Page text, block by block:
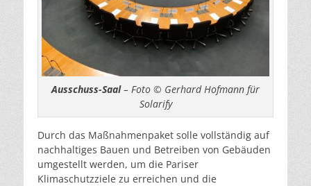
Ausschuss-Saal– Foto © Gerhard Hofmann für
Solarify
Durch das Maßnahmenpaket solle vollständig auf
nachhaltiges Bauen und Betreiben von Gebäuden
umgestellt werden, um die Pariser
Klimaschutzziele zu erreichen und die